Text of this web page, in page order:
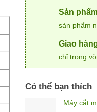
Sản
sản phẩm
Giao
chỉ trong
Có thể bạn thích
Máy cắt